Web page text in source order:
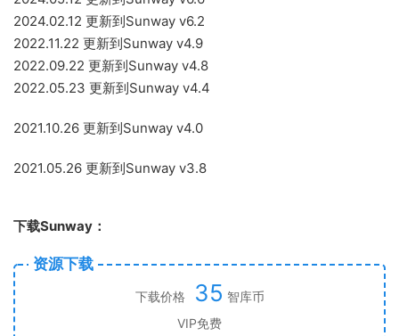
2024.02.12 更新到Sunway v6.2
2022.11.22 更新到Sunway v4.9
2022.09.22 更新到Sunway v4.8
2022.05.23 更新到Sunway v4.4
2021.10.26 更新到Sunway v4.0
2021.05.26 更新到Sunway v3.8
下载Sunway：
资源下载
下载价格 35 智库币
VIP免费